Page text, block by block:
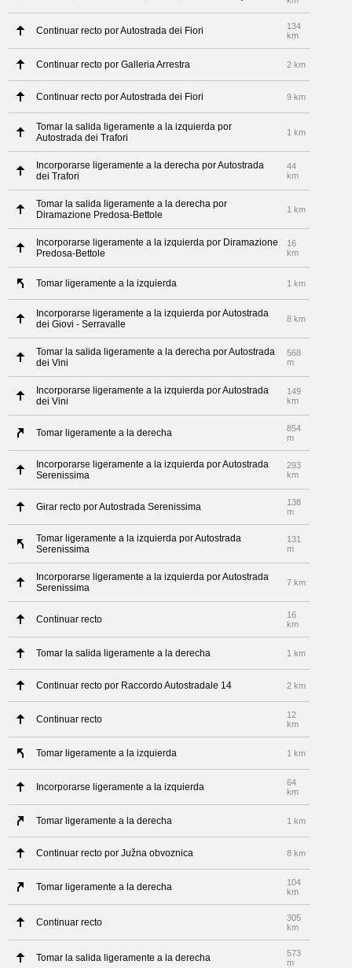
Continuar recto por Autostrada dei Fiori
134
km
Continuar recto por Galleria Arrestra 2 km
Continuar recto por Autostrada dei Fiori 9 km
Tomar la salida ligeramente a la izquierda por
Autostrada dei Trafori
1 km
Incorporarse ligeramente a la derecha por Autostrada
dei Trafori
44
km
Tomar la salida ligeramente a la derecha por
Diramazione Predosa-Bettole
1 km
Incorporarse ligeramente a la izquierda por Diramazione
Predosa-Bettole
16
km
Tomar ligeramente a la izquierda 1 km
Incorporarse ligeramente a la izquierda por Autostrada
dei Giovi - Serravalle
8 km
Tomar la salida ligeramente a la derecha por Autostrada
dei Vini
568
m
Incorporarse ligeramente a la izquierda por Autostrada
dei Vini
149
km
Tomar ligeramente a la derecha
854
m
Incorporarse ligeramente a la izquierda por Autostrada
Serenissima
293
km
Girar recto por Autostrada Serenissima
138
m
Tomar ligeramente a la izquierda por Autostrada
Serenissima
131
m
Incorporarse ligeramente a la izquierda por Autostrada
Serenissima
7 km
Continuar recto
16
km
Tomar la salida ligeramente a la derecha 1 km
Continuar recto por Raccordo Autostradale 14 2 km
Continuar recto
12
km
Tomar ligeramente a la izquierda 1 km
Incorporarse ligeramente a la izquierda
64
km
Tomar ligeramente a la derecha 1 km
Continuar recto por Južna obvoznica 8 km
Tomar ligeramente a la derecha
104
km
Continuar recto
305
km
Tomar la salida ligeramente a la derecha
573
m